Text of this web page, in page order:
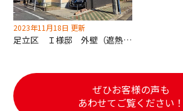
2023年11月18日 更新
足立区 Ｉ様邸 外壁（遮熱）・屋根（遮熱）塗装工事
ぜひお客様の声も
あわせてご覧ください！